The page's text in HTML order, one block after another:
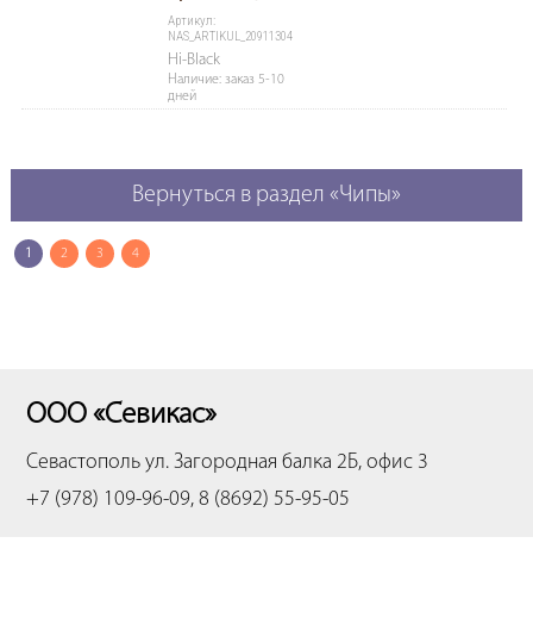
Артикул:
NAS_ARTIKUL_20911304
Hi-Black
Наличие: заказ 5-10
дней
Вернуться в раздел «Чипы»
1 2 3 4
ООО «Севикас»
Севастополь ул. Загородная балка 2Б, офис 3
+7 (978) 109-96-09, 8 (8692) 55-95-05